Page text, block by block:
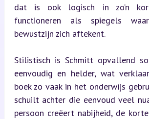
dat is ook logisch in zo’n
functioneren als spiegels
bewustzijn zich aftekent.
Stilistisch is Schmitt opvallend
eenvoudig en helder, wat
boek zo vaak in het onderwijs
schuilt achter die eenvoud veel
persoon creëert nabijheid, de